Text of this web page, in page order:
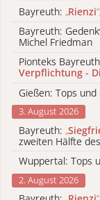
Bayreuth: „Rienzi“
Bayreuth:
Michel Friedman
Pionteks
Verpflichtung -
Gießen: Tops und
3. August 2026
Bayreuth: „
zweiten Hälfte des
Wuppertal: Tops
2. August 2026